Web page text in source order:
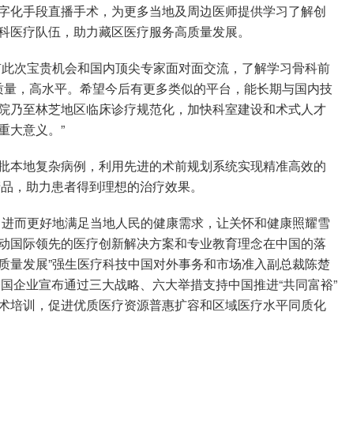
化手段直播手术，为更多当地及周边医师提供学习了解创
疗队伍，助力藏区医疗服务高质量发展。
次宝贵机会和国内顶尖专家面对面交流，了解学习骨科前
，高水平。希望今后有更多类似的平台，能长期与国内技
乃至林芝地区临床诊疗规范化，加快科室建设和术式人才
大意义。”
本地复杂病例，利用先进的术前规划系统实现精准高效的
，助力患者得到理想的治疗效果。
而更好地满足当地人民的健康需求，让关怀和健康照耀雪
国际领先的医疗创新解决方案和专业教育理念在中国的落
发展”强生医疗科技中国对外事务和市场准入副总裁陈楚
企业宣布通过三大战略、六大举措支持中国推进“共同富裕”
培训，促进优质医疗资源普惠扩容和区域医疗水平同质化